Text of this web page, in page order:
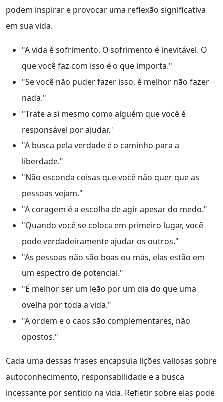
podem inspirar e provocar uma reflexão significativa
em sua vida.
"A vida é sofrimento. O sofrimento é inevitável. O
que você faz com isso é o que importa."
"Se você não puder fazer isso, é melhor não fazer
nada."
"Trate a si mesmo como alguém que você é
responsável por ajudar."
"A busca pela verdade é o caminho para a
liberdade."
"Não esconda coisas que você não quer que as
pessoas vejam."
"A coragem é a escolha de agir apesar do medo."
"Quando você se coloca em primeiro lugar, você
pode verdadeiramente ajudar os outros."
"As pessoas não são boas ou más, elas estão em
um espectro de potencial."
"É melhor ser um leão por um dia do que uma
ovelha por toda a vida."
"A ordem e o caos são complementares, não
opostos."
Cada uma dessas frases encapsula lições valiosas sobre
autoconhecimento, responsabilidade e a busca
incessante por sentido na vida. Refletir sobre elas pode